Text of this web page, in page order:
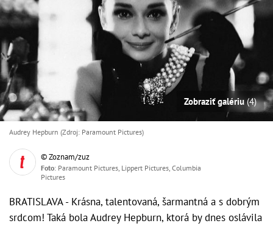
Zobraziť galériu(4)
Audrey Hepburn (Zdroj: Paramount Pictures)
© Zoznam/zuz
Foto: Paramount Pictures, Lippert Pictures, Columbia
Pictures
BRATISLAVA - Krásna, talentovaná, šarmantná a s dobrým
srdcom! Taká bola Audrey Hepburn, ktorá by dnes oslávila